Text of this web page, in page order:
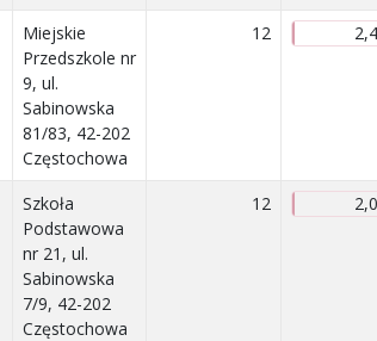
Miejskie
Przedszkole nr
9, ul.
Sabinowska
81/83, 42-202
Częstochowa
12
Szkoła
Podstawowa
nr 21, ul.
Sabinowska
7/9, 42-202
Częstochowa
12